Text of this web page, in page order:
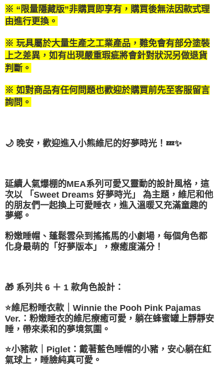
醒簡訊。
2.透過簡訊連結打開帳單後，可選擇「超商條碼／台灣大直營門市／銀行轉
帳／街口支付／iPASS MONEY」等通路繳費。
【注意事項】
1.本服務係由「台灣大哥大股份有限公司」（以下簡稱本公司）所提供，讓
用戶於交易時，得透過本服務購買商品或服務，並由商店將買賣／分期付款
買賣價金債權讓與本公司後，依約使用本公司帳單繳交帳款。
2.基於同意付款使用「大哥付你分期」之契約關係目的，商店將以您的個人
由本公司與您本人進行分期帳單所需資料之確認、核對及更正。
3.完整用戶服務條款，請詳閱以下連結：
１．於結帳方式選擇「AFTEE先享後付」後，將跳轉至「AFTEE先享後付」
結帳頁面，進行簡訊認證並確認金額後，即可完成結帳。
２．訂單成立數日內，您將收到繳費通知簡訊。
ATM／網路銀行／等多元方式進行付款，方視為交易完成。
※ 請注意：結帳手續完成當下不需立刻繳費，但若您需要取消訂單，請聯絡
購買商品的店家。未經商家同意取消之訂單仍視為有效，需透過AFTEE先享
後付繳納相關費用。
是否繳費成功／繳費後需取消欲退款等相關疑問，請聯繫「AFTEE先享後付
客戶支援中心」https://netprotections.freshdesk.com/support/home
權轉讓予恩沛科技股份有限公司。
２．關於個人資料處理事宜，請瀏覽以下網址：
任。
４．使用「AFTEE先享後付」時，將依據個別帳號之用戶狀況，依本公司即
時審查核予不同之上限額度；若仍有額度不足之情形，本公司將視審查結果
請求用戶進行身份認證。
５．嚴禁一人註冊多個帳號或使用他人資訊註冊。若發現惡意使用之情形，
付款後萊爾富取貨
付款後7-11取貨
每筆NT$100，滿NT$1,200(含以上)免運費
每筆NT$120，滿NT$1,200(含以上)免運費
海外宅配
※ “限量隱藏版”非購買即享有，購買後無法因款式理
由進行更換。
※ 玩具屬於大量生產之工業產品，難免會有部分塗裝
上之差異，如有出現嚴重瑕疵將會針對狀況另做退貨
判斷。
※ 如對商品有任何問題也歡迎於購買前先至客服留言
詢問。
🌙 晚安，歡迎進入小熊維尼的好夢時光！💤✨
延續人氣爆棚的MEA系列可愛又靈動的設計風格，這
次以 「Sweet Dreams 好夢時光」 為主題，維尼和他
的朋友們一起換上可愛睡衣，進入溫暖又充滿童趣的
夢鄉。
粉嫩睡帽、蓬鬆雲朵到搖搖馬的小劇場，每個角色都
化身最萌的「好夢版本」，療癒度滿分！
🎁 系列共 6 ＋ 1 款角色設計：
⭐維尼粉睡衣款｜Winnie the Pooh Pink Pajamas
Ver.：粉嫩睡衣的維尼療癒可愛，躺在蜂蜜罐上靜靜安
睡，帶來柔和的夢境氛圍。
⭐小豬款｜Piglet：戴著藍色睡帽的小豬，安心躺在紅
氣球上，睡臉純真可愛。